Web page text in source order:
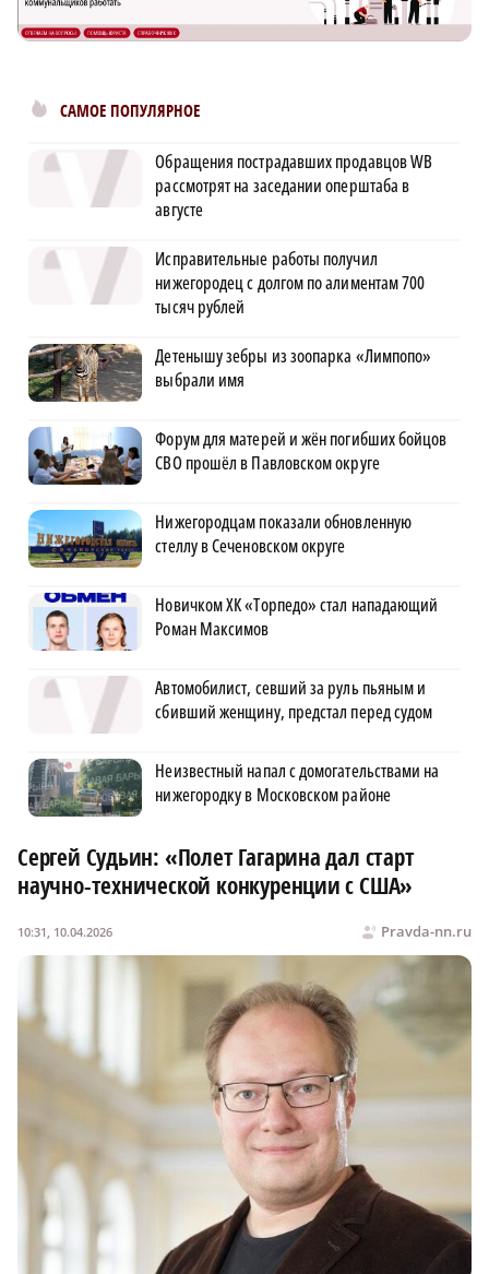
САМОЕ ПОПУЛЯРНОЕ
Обращения пострадавших продавцов WB
рассмотрят на заседании оперштаба в
августе
Исправительные работы получил
нижегородец с долгом по алиментам 700
тысяч рублей
Детенышу зебры из зоопарка «Лимпопо»
выбрали имя
Форум для матерей и жён погибших бойцов
СВО прошёл в Павловском округе
Нижегородцам показали обновленную
стеллу в Сеченовском округе
Новичком ХК «Торпедо» стал нападающий
Роман Максимов
Автомобилист, севший за руль пьяным и
сбивший женщину, предстал перед судом
Неизвестный напал с домогательствами на
нижегородку в Московском районе
Сергей Судьин: «Полет Гагарина дал старт
научно-технической конкуренции с США»
Pravda-nn.ru
10:31, 10.04.2026